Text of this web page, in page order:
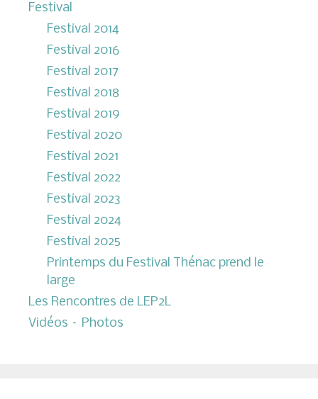
Festival
Festival 2014
Festival 2016
Festival 2017
Festival 2018
Festival 2019
Festival 2020
Festival 2021
Festival 2022
Festival 2023
Festival 2024
Festival 2025
Printemps du Festival Thénac prend le
large
Les Rencontres de LEP2L
Vidéos – Photos